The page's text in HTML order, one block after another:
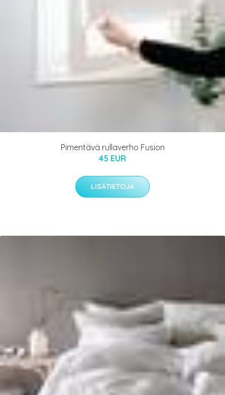
Pimentävä rullaverho Fusion
45 EUR
LISÄTIETOJA